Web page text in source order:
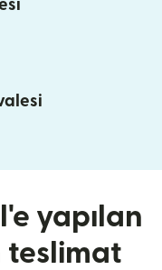
yapılan
teslimat